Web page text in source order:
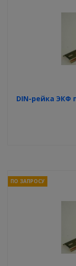
DIN-рейка ЭКФ
ПО ЗАПРОСУ